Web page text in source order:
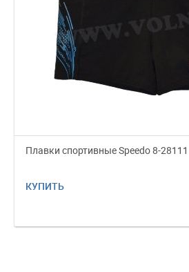
Плавки спортивные Speedo 8-28111
КУПИТЬ